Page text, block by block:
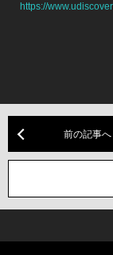
https://
前の記事へ